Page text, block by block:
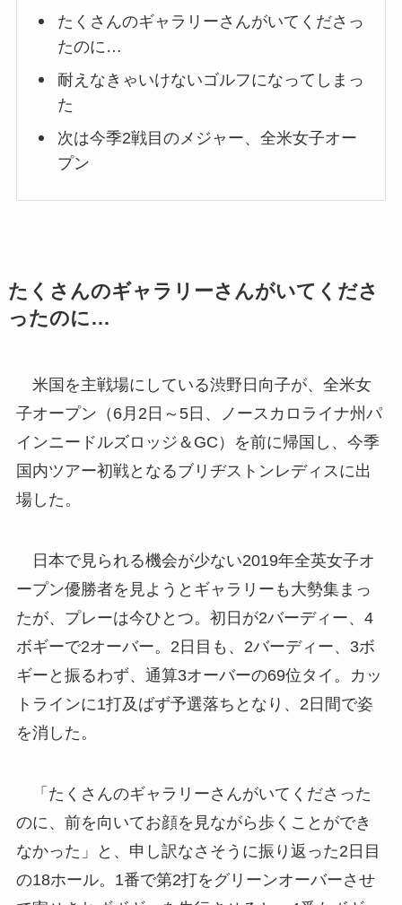
たくさんのギャラリーさんがいてくださっ
たのに…
耐えなきゃいけないゴルフになってしまっ
た
次は今季2戦目のメジャー、全米女子オー
プン
たくさんのギャラリーさんがいてくださ
ったのに…
米国を主戦場にしている渋野日向子が、全米女
子オープン（6月2日～5日、ノースカロライナ州パ
インニードルズロッジ＆GC）を前に帰国し、今季
国内ツアー初戦となるブリヂストンレディスに出
場した。
日本で見られる機会が少ない2019年全英女子オ
ープン優勝者を見ようとギャラリーも大勢集まっ
たが、プレーは今ひとつ。初日が2バーディー、4
ボギーで2オーバー。2日目も、2バーディー、3ボ
ギーと振るわず、通算3オーバーの69位タイ。カッ
トラインに1打及ばず予選落ちとなり、2日間で姿
を消した。
「たくさんのギャラリーさんがいてくださった
のに、前を向いてお顔を見ながら歩くことができ
なかった」と、申し訳なさそうに振り返った2日目
の18ホール。1番で第2打をグリーンオーバーさせ